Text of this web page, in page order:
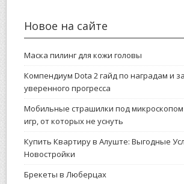
Новое на сайте
Маска пилинг для кожи головы
Компендиум Dota 2 гайд по наградам и
уверенного прогресса
Мобильные страшилки под
игр, от которых не уснуть
Купить Квартиру в Алуште: Выгодные
Новостройки
Брекеты в Люберцах